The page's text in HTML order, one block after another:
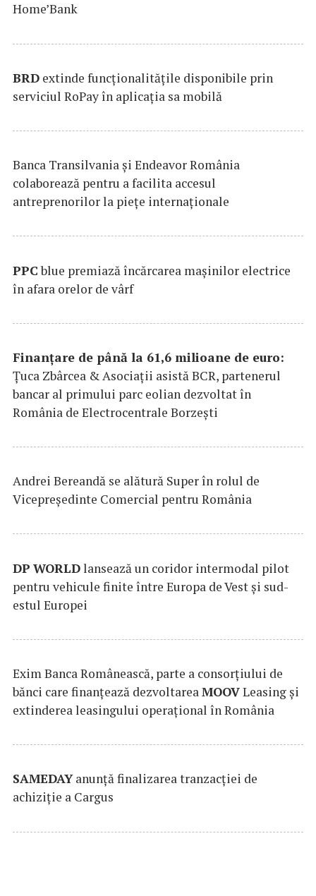
Home’Bank
BRD extinde funcţionalităţile disponibile prin
serviciul RoPay în aplicaţia sa mobilă
Banca Transilvania şi Endeavor România
colaborează pentru a facilita accesul
antreprenorilor la pieţe internaţionale
PPCblue premiază încărcarea maşinilor electrice
în afara orelor de vârf
Finanțare de până la 61,6 milioane de euro:
Țuca Zbârcea & Asociații asistă BCR, partenerul
bancar al primului parc eolian dezvoltat în
România de Electrocentrale Borzești
Andrei Bereandă se alătură Super în rolul de
Vicepreședinte Comercial pentru România
DP WORLDlansează un coridor intermodal pilot
pentru vehicule finite între Europa de Vest și sud-
estul Europei
Exim Banca Românească, parte a consorțiului de
bănci care finanțează dezvoltareaMOOVLeasing și
extinderea leasingului operațional în România
SAMEDAYanunță finalizarea tranzacției de
achiziție a Cargus